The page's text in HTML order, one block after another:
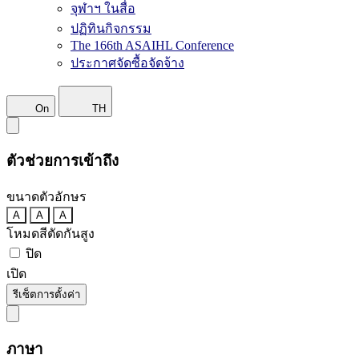
จุฬาฯ ในสื่อ
ปฏิทินกิจกรรม
The 166th ASAIHL Conference
ประกาศจัดซื้อจัดจ้าง
On TH
ตัวช่วยการเข้าถึง
ขนาดตัวอักษร
A A A
โหมดสีตัดกันสูง
ปิด
เปิด
รีเซ็ตการตั้งค่า
ภาษา